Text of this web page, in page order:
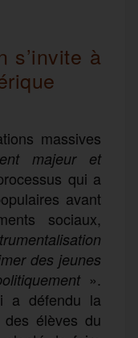
s’invite à
massives
majeur et
qui a
avant
sociaux,
des jeunes
».
a défendu la
élèves du